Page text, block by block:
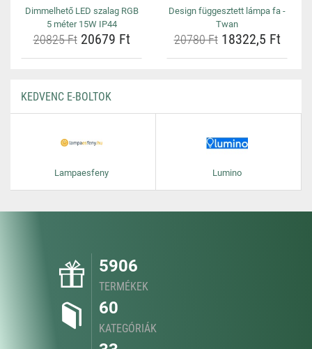
Dimmelhető LED szalag RGB
5 méter 15W IP44
20825 Ft20679 Ft
Design függesztett lámpa fa -
Twan
20780 Ft18322,5 Ft
KEDVENC E-BOLTOK
Lampaesfeny Lumino
5906
TERMÉKEK
60
KATEGÓRIÁK